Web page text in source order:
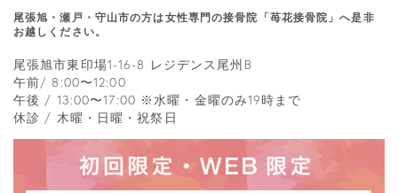
尾張旭・瀬戸・守山市の方は女性専門の接骨院「苺花接骨院」へ是非
お越しください。
尾張旭市東印場1-16-8 レジデンス尾州B
午前/ 8:00〜12:00
午後 / 13:00〜17:00 ※水曜・金曜のみ19時まで
休診 / 木曜・日曜・祝祭日